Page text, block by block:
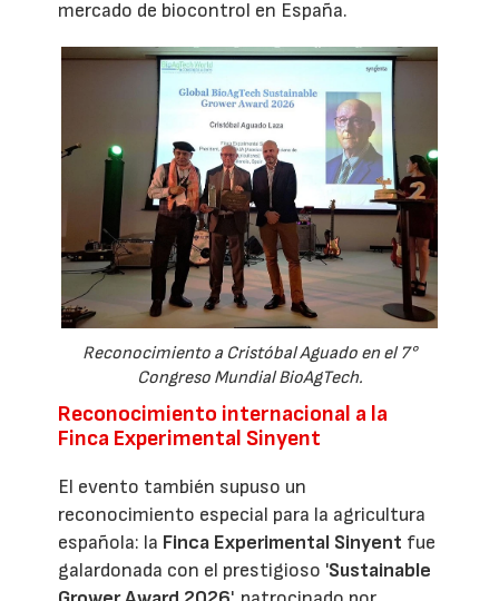
mercado de biocontrol en España.
Reconocimiento a Cristóbal Aguado en el 7°
Congreso Mundial BioAgTech.
Reconocimiento internacional a la
Finca Experimental Sinyent
El evento también supuso un
reconocimiento especial para la agricultura
española: la Finca Experimental Sinyent fue
galardonada con el prestigioso 'Sustainable